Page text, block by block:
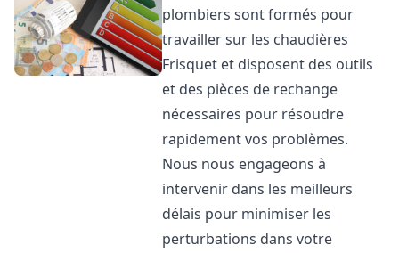
plombiers sont formés pour
travailler sur les chaudières
Frisquet et disposent des outils
et des pièces de rechange
nécessaires pour résoudre
rapidement vos problèmes.
Nous nous engageons à
intervenir dans les meilleurs
délais pour minimiser les
perturbations dans votre